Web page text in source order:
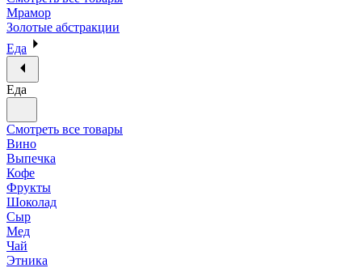
Мрамор
Золотые абстракции
Еда
Еда
Смотреть все товары
Вино
Выпечка
Кофе
Фрукты
Шоколад
Сыр
Мед
Чай
Этника